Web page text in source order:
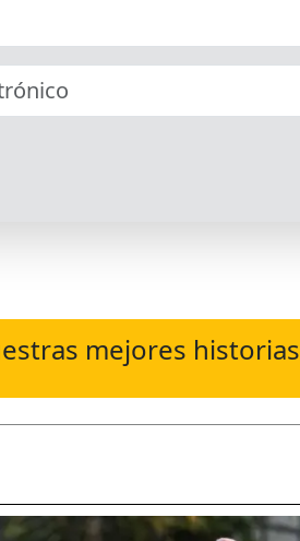
mejores historias